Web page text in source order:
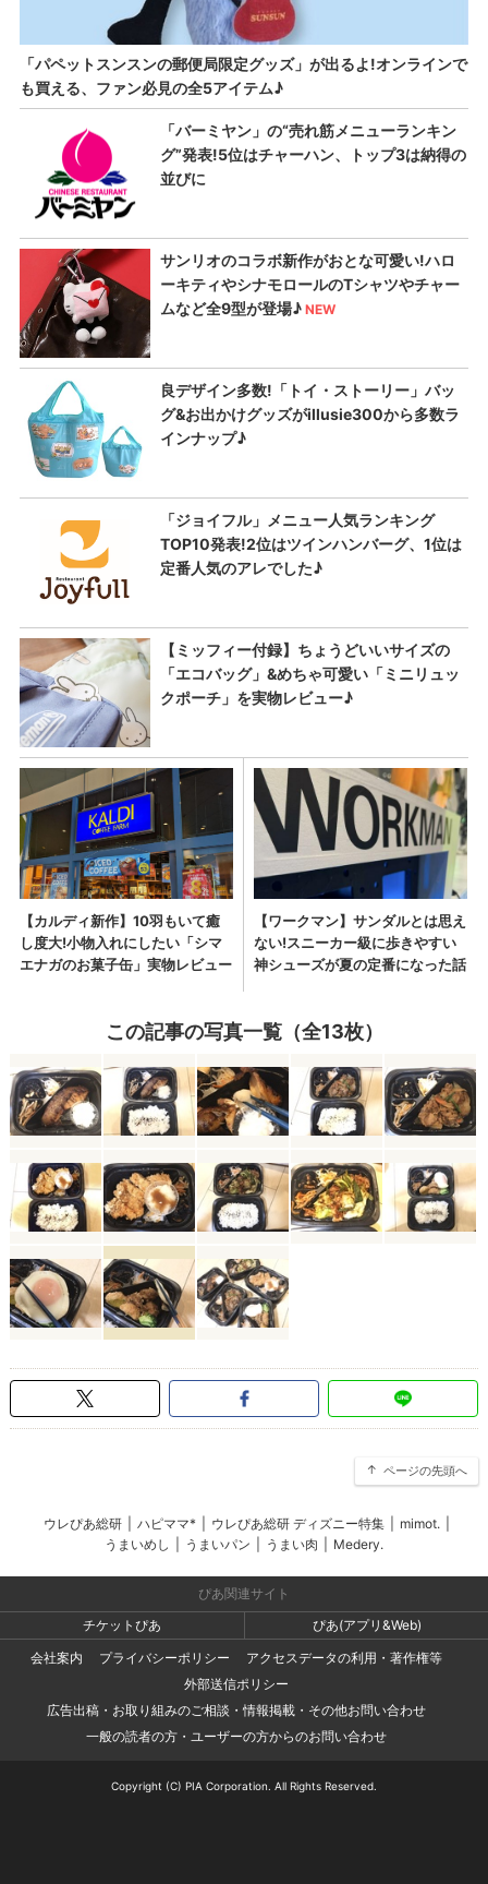
この記事の写真一覧（全13枚）
ページの先頭へ
ウレぴあ総研 ハピママ* ウレぴあ総研 ディズニー特集 mimot.
うまいめし
うまいパン うまい肉 Medery.
ぴあ関連サイト
チケットぴあ
ぴあ(アプリ&Web)
会社案内
プライバシーポリシー
アクセスデータの利用・著作権等
外部送信ポリシー
広告出稿・お取り組みのご相談・情報掲載・その他お問い合わせ
一般の読者の方・ユーザーの方からのお問い合わせ
Copyright (C) PIA Corporation. All Rights Reserved.